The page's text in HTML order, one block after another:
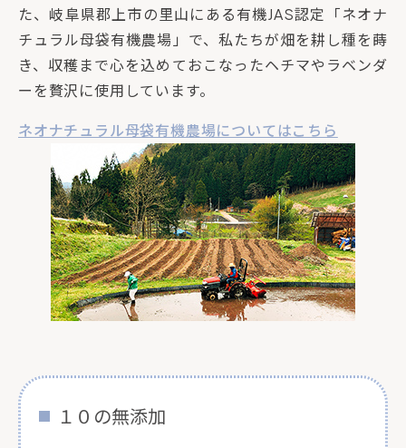
た、岐阜県郡上市の里山にある有機JAS認定「ネオナ
チュラル母袋有機農場」で、私たちが畑を耕し種を蒔
き、収穫まで心を込めておこなったヘチマやラベンダ
ーを贅沢に使用しています。
ネオナチュラル母袋有機農場についてはこちら
１０の無添加